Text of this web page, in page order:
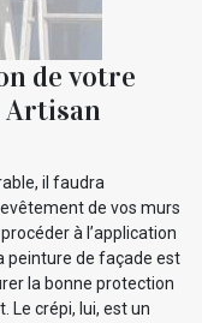
de votre
Artisan
il faudra
de vos murs
à l’application
peinture de façade est
la bonne protection
Le crépi, lui, est un